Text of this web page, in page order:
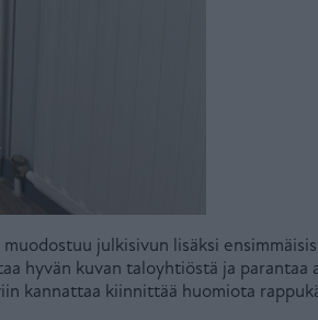
julkisivun lisäksi
hyvän kuvan taloyhtiöstä ja
kannattaa kiinnittää huomiota